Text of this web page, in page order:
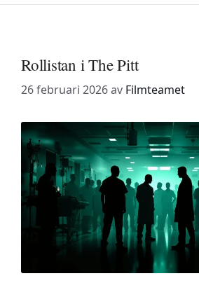
Rollistan i The Pitt
26 februari 2026av Filmteamet